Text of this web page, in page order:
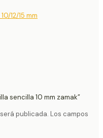
12/15 mm
sencilla 10 mm zamak”
publicada. Los campos